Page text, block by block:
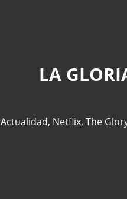
LA
Actualidad, Netflix, The